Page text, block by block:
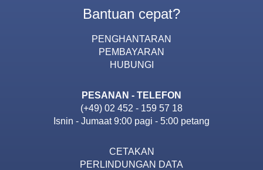
Bantuan cepat?
PENGHANTARAN
PEMBAYARAN
HUBUNGI
PESANAN - TELEFON
(+49) 02 452 - 159 57 18
Isnin - Jumaat 9:00 pagi - 5:00 petang
CETAKAN
PERLINDUNGAN DATA